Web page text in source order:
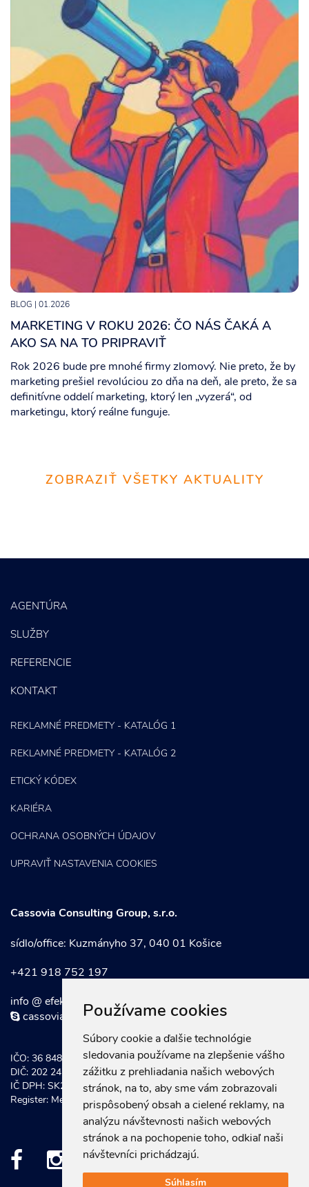
Používame cookies
Súbory cookie a ďalšie technológie
sledovania používame na zlepšenie vášho
zážitku z prehliadania našich webových
stránok, na to, aby sme vám zobrazovali
prispôsobený obsah a cielené reklamy, na
analýzu návštevnosti našich webových
stránok a na pochopenie toho, odkiaľ naši
návštevníci prichádzajú.
Súhlasím
BLOG | 01.2026
MARKETING V ROKU 2026: ČO NÁS ČAKÁ A
AKO SA NA TO PRIPRAVIŤ
Rok 2026 bude pre mnohé firmy zlomový. Nie preto, že by
marketing prešiel revolúciou zo dňa na deň, ale preto, že sa
definitívne oddelí marketing, ktorý len „vyzerá“, od
marketingu, ktorý reálne funguje.
ZOBRAZIŤ VŠETKY AKTUALITY
AGENTÚRA
SLUŽBY
REFERENCIE
KONTAKT
REKLAMNÉ PREDMETY - KATALÓG 1
REKLAMNÉ PREDMETY - KATALÓG 2
ETICKÝ KÓDEX
KARIÉRA
OCHRANA OSOBNÝCH ÚDAJOV
UPRAVIŤ NASTAVENIA COOKIES
Cassovia Consulting Group, s.r.o.
sídlo/office: Kuzmányho 37, 040 01 Košice
+421 918 752 197
info @ efektivnymarketing . sk
cassoviaconsultinggroup
IČO: 36 848 921
DIČ: 202 247 0934
IČ DPH: SK202 247 0934
Register: Mestský súd Košice, Odd. Sro vložka č.: 20581/V